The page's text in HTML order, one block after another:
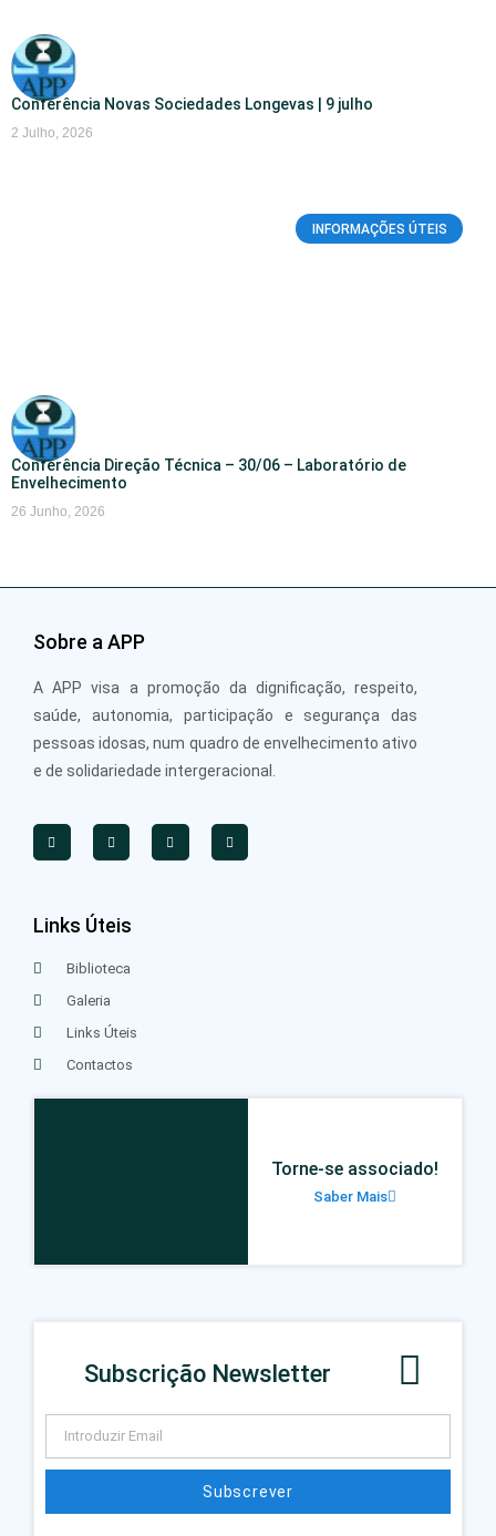
Conferência Novas Sociedades Longevas | 9 julho
2 Julho, 2026
INFORMAÇÕES ÚTEIS
Conferência Direção Técnica – 30/06 – Laboratório de
Envelhecimento
26 Junho, 2026
Sobre a APP
A APP visa a promoção da dignificação, respeito,
saúde, autonomia, participação e segurança das
pessoas idosas, num quadro de envelhecimento ativo
e de solidariedade intergeracional.
Links Úteis
Biblioteca
Galeria
Links Úteis
Contactos
Torne-se associado!
Saber Mais
Subscrição Newsletter
Subscrever